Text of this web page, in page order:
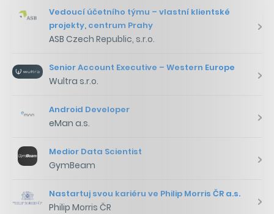
Vedoucí účetního týmu – vlastní klientské
projekty, centrum Prahy
ASB Czech Republic, s.r.o.
Senior Account Executive – Western Europe
Wultra s.r.o.
Android Developer
eMan a.s.
Medior Data Scientist
GymBeam
Nastartuj svou kariéru ve Philip Morris ČR a.s.
Philip Morris ČR